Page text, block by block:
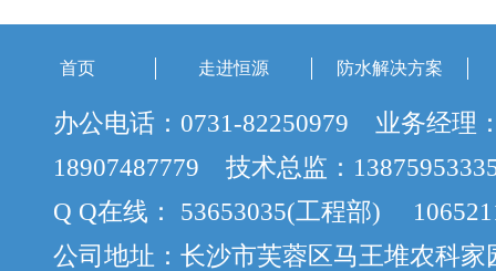
首页 走进恒源 防水解决方案
办公电话：0731-82250979 业务经理
18907487779 技术总监：
Q Q在线： 53653035(工程部)
公司地址：长沙市芙蓉区马王堆农科家